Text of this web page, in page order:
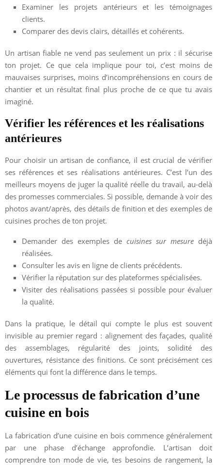
Examiner les projets antérieurs et les témoignages
clients.
Comparer des devis clairs, détaillés et cohérents.
Un artisan fiable ne vend pas seulement un prix : il sécurise
ton projet. Ce que cela implique pour toi, c’est moins de
mauvaises surprises, moins d’incompréhensions en cours de
chantier et un résultat final plus proche de ce que tu avais
imaginé.
Vérifier les références et les réalisations
antérieures
Pour choisir un artisan de confiance, il est crucial de vérifier
ses références et ses réalisations antérieures. C’est l’un des
meilleurs moyens de juger la qualité réelle du travail, au-delà
des promesses commerciales. Si possible, demande à voir des
photos avant/après, des détails de finition et des exemples de
cuisines proches de ton projet.
Demander des exemples de cuisines sur mesure déjà
réalisées.
Consulter les avis en ligne de clients précédents.
Vérifier la réputation sur des plateformes spécialisées.
Visiter des réalisations passées si possible pour évaluer
la qualité.
Dans la pratique, le détail qui compte le plus est souvent
invisible au premier regard : alignement des façades, qualité
des assemblages, régularité des joints, solidité des
ouvertures, résistance des finitions. Ce sont précisément ces
éléments qui font la différence dans le temps.
Le processus de fabrication d’une
cuisine en bois
La fabrication d’une cuisine en bois commence généralement
par une phase d’échange approfondie. L’artisan doit
comprendre ton mode de vie, tes besoins de rangement, la